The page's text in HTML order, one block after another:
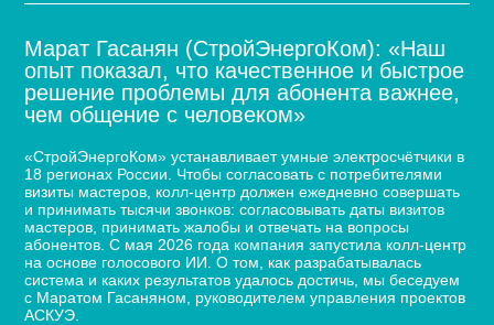
Марат Гасанян (СтройЭнергоКом): «Наш
опыт показал, что качественное и быстрое
решение проблемы для абонента важнее,
чем общение с человеком»
«СтройЭнергоКом» устанавливает умные электросчётчики в
18 регионах России. Чтобы согласовать с потребителями
визиты мастеров, колл-центр должен ежедневно совершать
и принимать тысячи звонков: согласовывать даты визитов
мастеров, принимать жалобы и отвечать на вопросы
абонентов. С мая 2026 года компания запустила колл-центр
на основе голосового ИИ. О том, как разрабатывалась
система и каких результатов удалось достичь, мы беседуем
с Маратом Гасаняном, руководителем управления проектов
АСКУЭ.